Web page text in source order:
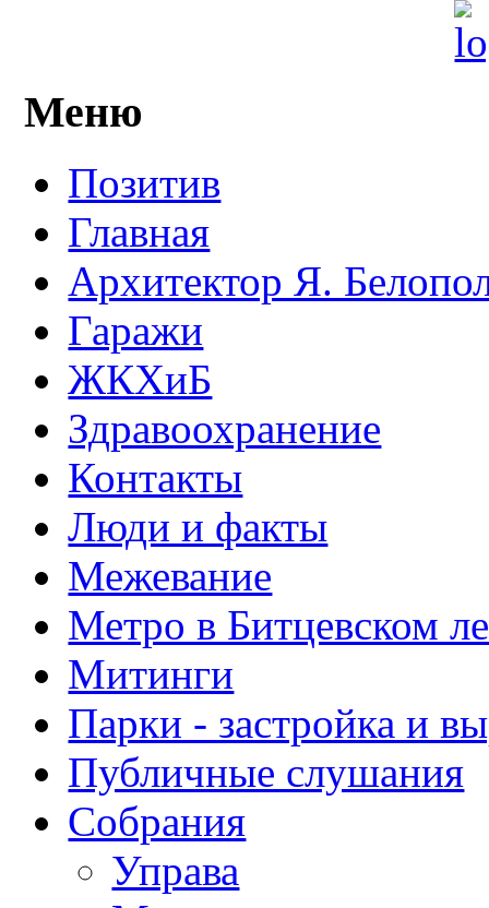
Меню
Позитив
Главная
Архитектор Я.
Гаражи
ЖКХиБ
Здравоохранение
Контакты
Люди и факты
Межевание
Метро в Битцевском
Митинги
Парки - застройка и
Публичные слушания
Собрания
Управа